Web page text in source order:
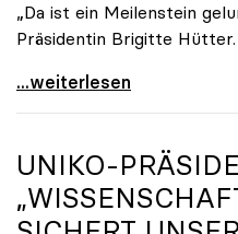
„Da ist ein Meilenstein
Präsidentin Brigitte Hütter.
Universitäten wappnen
...weiterlesen
UNIKO-